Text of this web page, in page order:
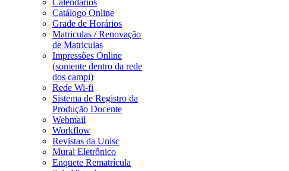
Calendários
Catálogo Online
Grade de Horários
Matriculas / Renovação
de Matriculas
Impressões Online
(somente dentro da rede
dos campi)
Rede Wi-fi
Sistema de Registro da
Produção Docente
Webmail
Workflow
Revistas da Unisc
Mural Eletrônico
Enquete Rematrícula